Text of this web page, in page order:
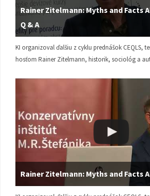
Rainer Zitelmann: Myths and Facts
Q & A
KI organizoval ďalšiu z cyklu prednášok CEQLS,
hosťom Rainer Zitelmann, historik, sociológ a
Rainer Zitelmann: Myths and Facts